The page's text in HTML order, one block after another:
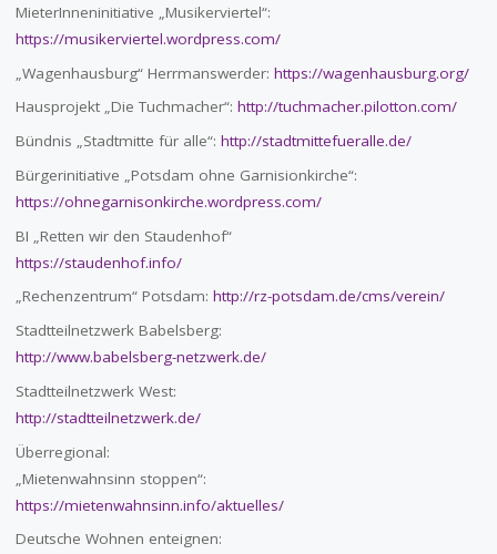
MieterInneninitiative „Musikerviertel“:
https://musikerviertel.wordpress.com/
„Wagenhausburg“ Herrmanswerder: https://wagenhausburg.org/
Hausprojekt „Die Tuchmacher“: http://tuchmacher.pilotton.com/
Bündnis „Stadtmitte für alle“: http://stadtmittefueralle.de/
Bürgerinitiative „Potsdam ohne Garnisionkirche“:
https://ohnegarnisonkirche.wordpress.com/
BI „Retten wir den Staudenhof“
https://staudenhof.info/
„Rechenzentrum“ Potsdam: http://rz-potsdam.de/cms/verein/
Stadtteilnetzwerk Babelsberg:
http://www.babelsberg-netzwerk.de/
Stadtteilnetzwerk West:
http://stadtteilnetzwerk.de/
Überregional:
„Mietenwahnsinn stoppen“:
https://mietenwahnsinn.info/aktuelles/
Deutsche Wohnen enteignen: